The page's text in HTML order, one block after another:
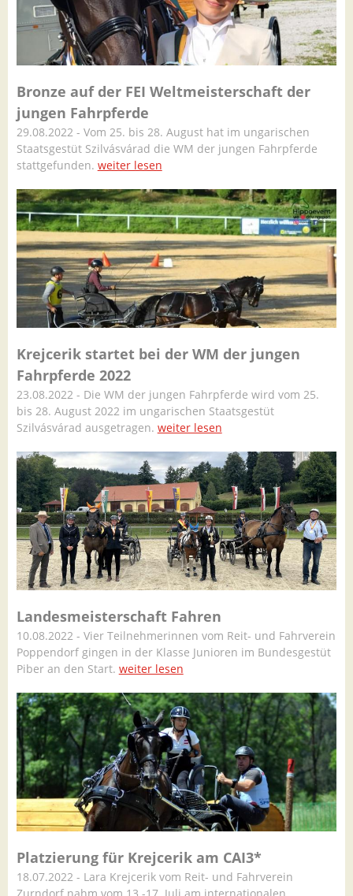
Bronze auf der FEI Weltmeisterschaft der
jungen Fahrpferde
29.08.2022 - Vom 25. bis 28. August hat im ungarischen
Staatsgestüt Szilvásvárad die WM der jungen Fahrpferde
stattgefunden. weiter lesen
Krejcerik startet bei der WM der jungen
Fahrpferde 2022
23.08.2022 - Die WM der jungen Fahrpferde wird vom 25.
bis 28. August 2022 im ungarischen Staatsgestüt
Szilvásvárad ausgetragen. weiter lesen
Landesmeisterschaft Fahren
10.08.2022 - Vier Teilnehmerinnen vom Reit- und Fahrverein
Poppendorf gingen in der Klasse Junioren im Bundesgestüt
Piber an den Start. weiter lesen
Platzierung für Krejcerik am CAI3*
18.07.2022 - Lara Krejcerik vom Reit- und Fahrverein